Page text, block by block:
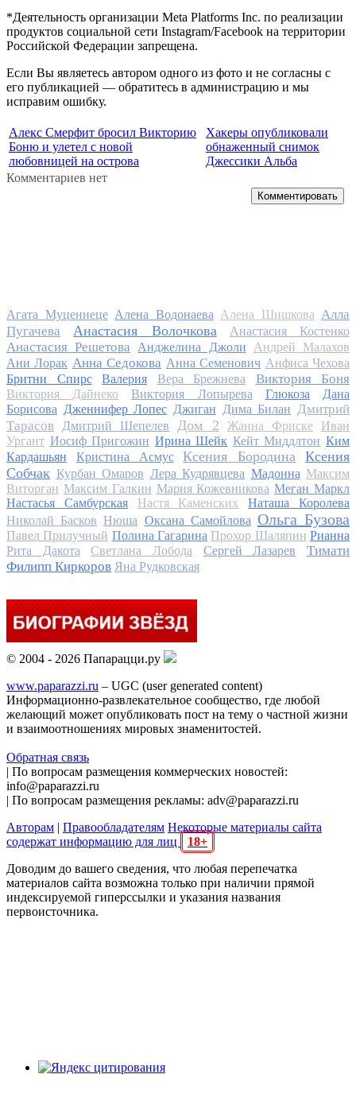
*Деятельность организации Meta Platforms Inc. по реализации
продуктов социальной сети Instagram/Facebook на территории
Российской Федерации запрещена.
Если Вы являетесь автором одного из фото и не согласны с
его публикацией — обратитесь в администрацию и мы
исправим ошибку.
Алекс Смерфит бросил Викторию
Боню и улетел с новой
любовницей на острова
Хакеры опубликовали
обнаженный снимок
Джессики Альба
Комментариев нет
Комментировать
Агата Муцениеце Алена Водонаева Алена Шишкова Алла
Пугачева
Анастасия Волочкова Анастасия Костенко
Анастасия Решетова Анджелина Джоли
Андрей Малахов
Ани Лорак Анна Седокова Анна Семенович Анфиса Чехова
Бритни Спирс
Валерия Вера Брежнева Виктория Боня
Виктория Дайнеко Виктория Лопырева Глюкоза
Дана
Борисова Дженнифер Лопес Джиган Дима Билан Дмитрий
Тарасов
Дмитрий Шепелев Дом 2 Жанна Фриске
Иван
Ургант Иосиф Пригожин Ирина Шейк Кейт Миддлтон Ким
Кардашьян
Кристина Асмус Ксения Бородина
Ксения
Собчак Курбан Омаров Лера Кудрявцева Мадонна Максим
Виторган Максим Галкин Мария Кожевникова Меган Маркл
Настасья Самбурская
Настя Каменских
Наташа Королева
Николай Басков Нюша Оксана Самойлова Ольга Бузова
Павел Прилучный Полина Гагарина Прохор Шаляпин Рианна
Рита Дакота
Светлана Лобода Сергей Лазарев
Тимати
Филипп Киркоров Яна Рудковская
© 2004 - 2026 Папарацци.ру
www.paparazzi.ru – UGC (user generated content)
Информационно-развлекательное сообщество, где любой
желающий может опубликовать пост на тему о частной жизни
и взаимоотношениях мировых знаменитостей.
Обратная связь
| По вопросам размещения коммерческих новостей:
info@paparazzi.ru
| По вопросам размещения рекламы: adv@paparazzi.ru
Авторам | Правообладателям Некоторые материалы сайта
содержат информацию для лиц
18+
Доводим до вашего сведения, что любая перепечатка
материалов сайта возможна только при наличии прямой
индексируемой гиперссылки и указания названия
первоисточника.